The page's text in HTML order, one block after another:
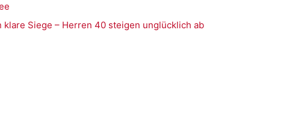
Siege – Herren 40 steigen unglücklich ab